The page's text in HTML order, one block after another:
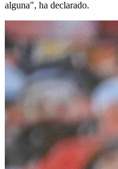
alguna", ha declarado.